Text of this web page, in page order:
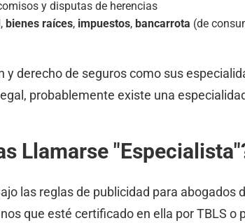
y disputas de herencias
, bienes raíces, impuestos, bancarrota (de
derecho de seguros como sus
probablemente existe una
Llamarse
las reglas de publicidad para abogados
que esté certificado en ella por TBLS